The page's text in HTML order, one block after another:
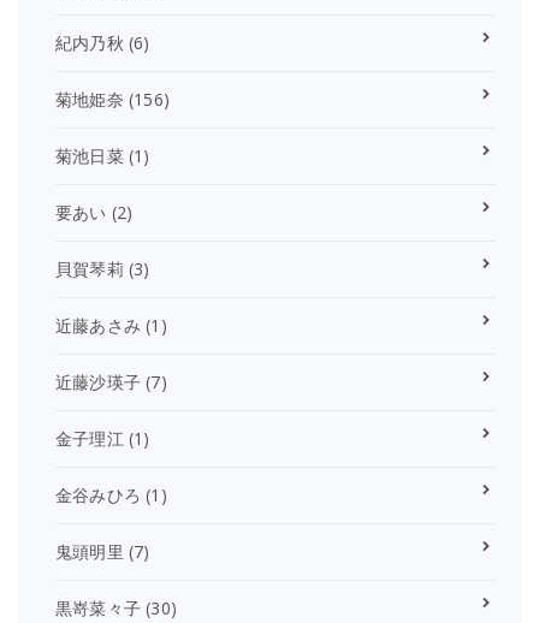
紀内乃秋 (6)
菊地姫奈 (156)
菊池日菜(1)
要あい (2)
貝賀琴莉 (3)
近藤あさみ (1)
近藤沙瑛子 (7)
金子理江(1)
金谷みひろ (1)
鬼頭明里 (7)
黒嵜菜々子 (30)